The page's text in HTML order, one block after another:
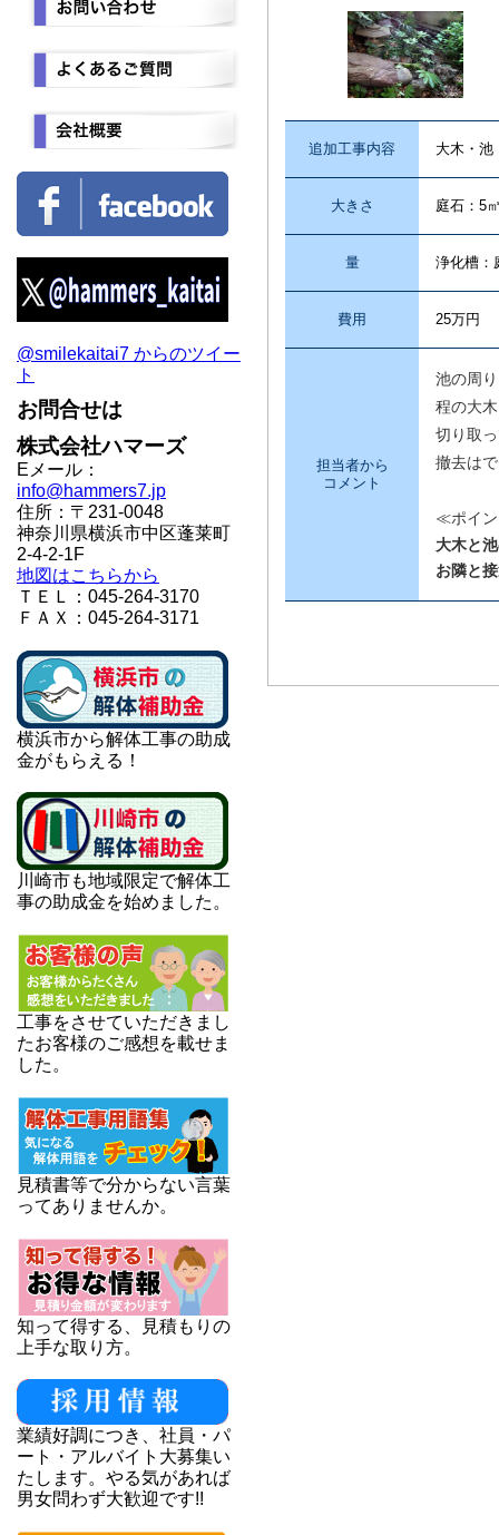
追加工事内容 大木・池
大きさ 庭石：5
量 浄化槽：
費用 25万円
担当者から
コメント
池の周
程の大
切り取
撤去は
≪ポイ
大木と
お隣と
@smilekaitai7 からのツイー
ト
お問合せは
株式会社ハマーズ
Eメール：
info@hammers7.jp
住所：〒231-0048
神奈川県横浜市中区蓬莱町
2-4-2-1F
地図はこちらから
ＴＥＬ：045-264-3170
ＦＡＸ：045-264-3171
横浜市から解体工事の助成
金がもらえる！
川崎市も地域限定で解体工
事の助成金を始めました。
工事をさせていただきまし
たお客様のご感想を載せま
した。
見積書等で分からない言葉
ってありませんか。
知って得する、見積もりの
上手な取り方。
業績好調につき、社員・パ
ート・アルバイト大募集い
たします。やる気があれば
男女問わず大歓迎です!!